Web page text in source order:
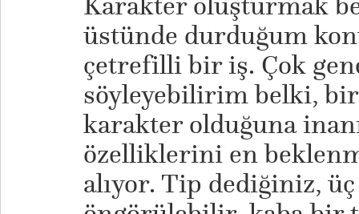
üstünde durduğum
çetrefilli bir iş. Çok
söyleyebilirim belki,
karakter olduğuna
özelliklerini en
alıyor. Tip dediğiniz, üç